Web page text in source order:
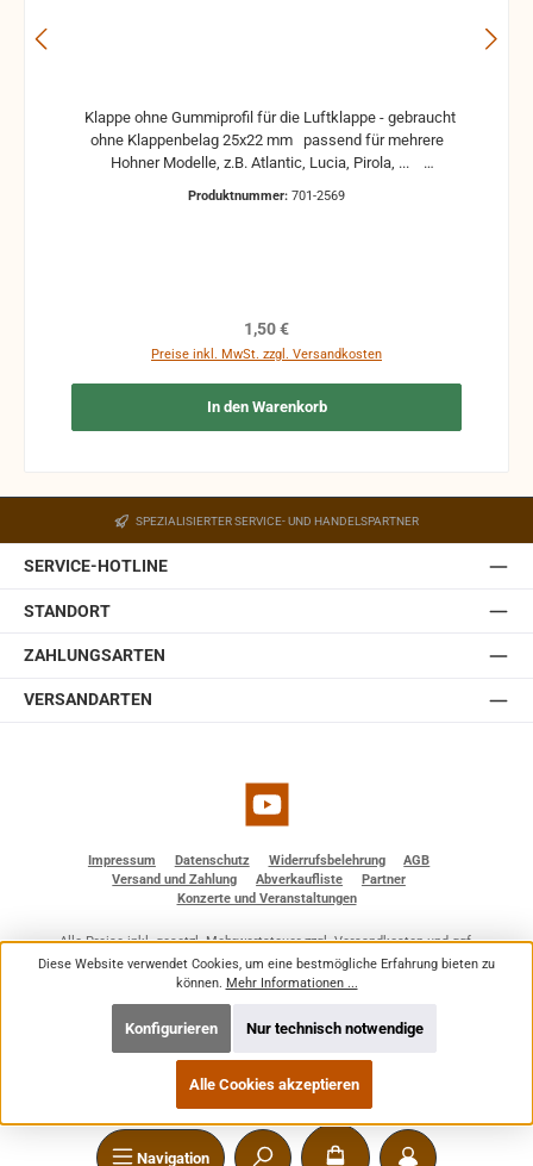
Navigation
ohne Klappenbelag 25x22 mm passend für mehrere
Hohner Modelle, z.B. Atlantic, Lucia, Pirola, ...
Funktion nicht mehr gewährleistet werden und die
Produktnummer: 701-2569
Regulärer Preis:
1,50 €
Preise inkl. MwSt. zzgl. Versandkosten
In den Warenkorb
SPEZIALISIERTER SERVICE- UND HANDELSPARTNER
SERVICE-HOTLINE
STANDORT
ZAHLUNGSARTEN
VERSANDARTEN
YouTube
Impressum Datenschutz Widerrufsbelehrung
AGB
Versand und Zahlung
Abverkaufliste
Partner
Konzerte und Veranstaltungen
Alle Preise inkl. gesetzl. Mehrwertsteuer zzgl.Versandkostenund ggf.
Nachnahmegebühren, wenn nicht anders angegeben.
© 2026 BF - Dienstleistungen - Alle Rechte vorbehalten. Theme by
Diese Website verwendet Cookies, um eine bestmögliche Erfahrung bieten zu
können. Mehr Informationen ...
Nur technisch notwendige
Konfigurieren
Alle Cookies akzeptieren